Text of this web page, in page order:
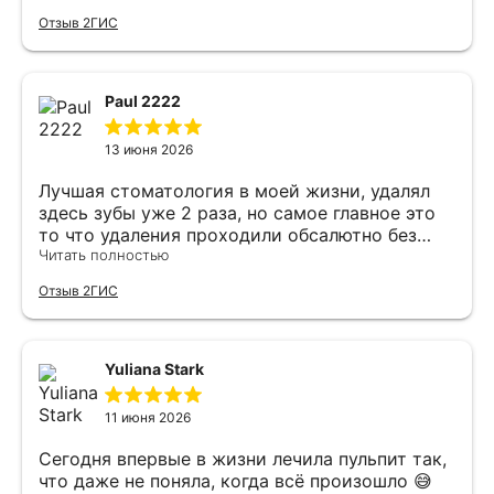
отличный ортопед, ставил импланты, все
просто замечательно. Отличное
Отзыв 2ГИС
Paul 2222
13 июня 2026
Лучшая стоматология в моей жизни, удалял
здесь зубы уже 2 раза, но самое главное это
то что удаления проходили обсалютно без
боли и то что сами врачи очень добрые, во
каждый свой шаг комментируют и объясняют
что это не страшно и не больно. Вообщем
абсолютно без боли и с поддержкой.
Читать полностью
Отзыв 2ГИС
Yuliana Stark
11 июня 2026
Сегодня впервые в жизни лечила пульпит так,
что даже не поняла, когда всё произошло 😅